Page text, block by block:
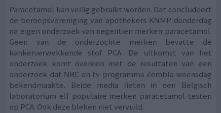
Paracetamol kan veilig gebruikt worden. Dat concludeert
de beroepsvereniging van apothekers KNMP donderdag
na eigen onderzoek van negentien merken paracetamol.
Geen van de onderzochte merken bevatte de
kankerverwekkende stof PCA. De uitkomst van het
onderzoek komt overeen met de resultaten van een
onderzoek dat NRC en tv-programma Zembla woensdag
bekendmaakte. Beide media lieten in een Belgisch
laboratorium elf populaire merken paracetamol testen
op PCA. Ook deze bleken niet vervuild.